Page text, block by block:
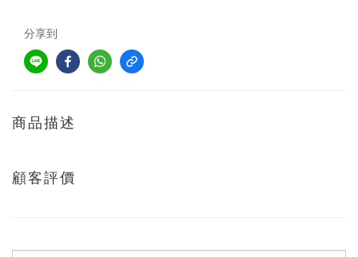
分享到
商品描述
顧客評價